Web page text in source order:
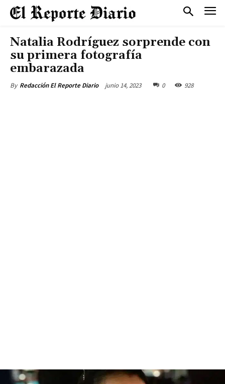
Natalia Rodríguez sorprende con
su primera fotografía
embarazada
By Redacción El Reporte Diario junio 14, 2023 0 928